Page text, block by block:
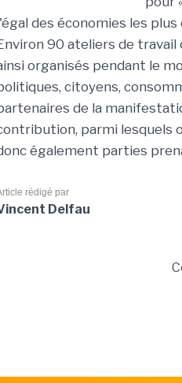
des économies les
90 ateliers de
organisés pendant le
citoyens,
de la
parmi lesquels
également parties
rédigé par
Delfau